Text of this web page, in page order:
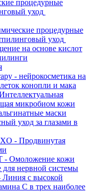
процедурные
уход
процедурные
уход
на основе кислот
- нейрокосметика на
конопли и мака
микробиом кожи
маски
уход за глазами в
- Продвинутая
- Омоложение кожи
для нервной системы
с высокой
C в трех наиболее